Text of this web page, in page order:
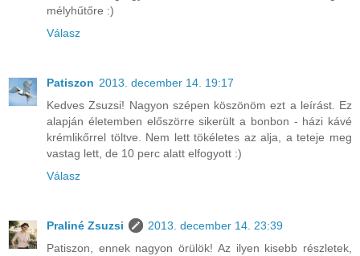
mélyhűtőre :)
Válasz
Patiszon 2013. december 14. 19:17
Kedves Zsuzsi! Nagyon szépen köszönöm ezt a leírást. Ez
alapján életemben előszörre sikerült a bonbon - házi kávé
krémlikőrrel töltve. Nem lett tökéletes az alja, a teteje meg
vastag lett, de 10 perc alatt elfogyott :)
Válasz
Praliné Zsuzsi
2013. december 14. 23:39
Patiszon, ennek nagyon örülök! Az ilyen kisebb részletek,